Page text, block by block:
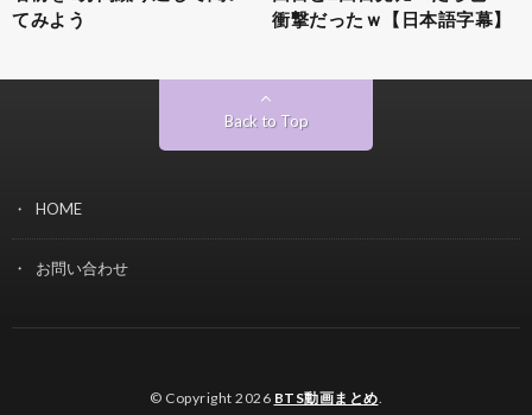
てみよう
衝撃だったｗ【日本語字幕】
Back to Top
HOME
お問い合わせ
© Copyright 2026 BTS動画まとめ.